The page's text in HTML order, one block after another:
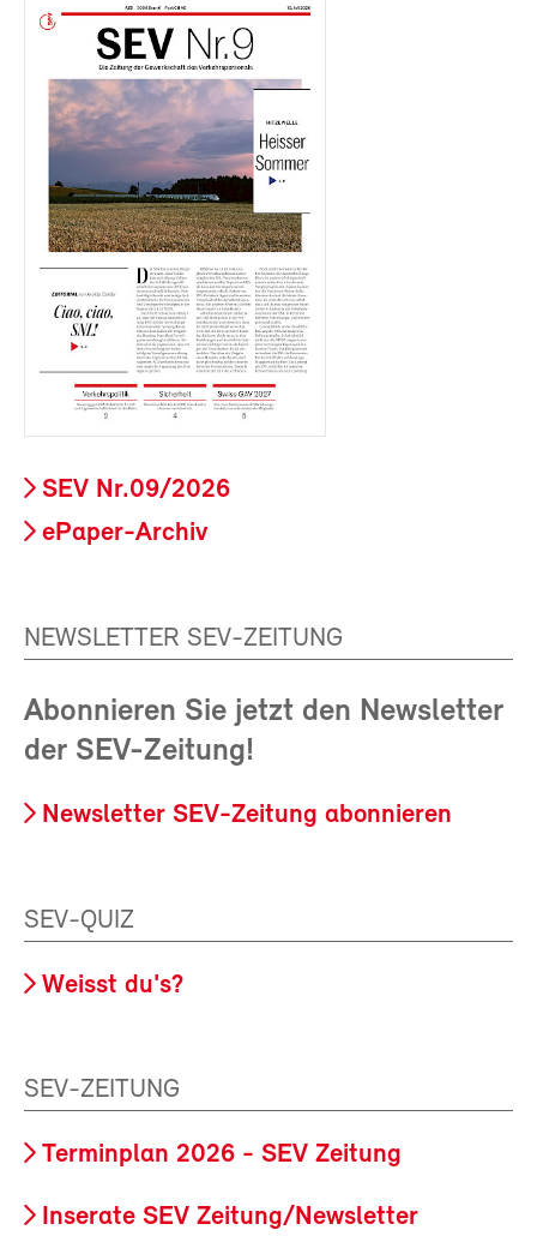
SEV Nr.09/2026
ePaper-Archiv
NEWSLETTER SEV-ZEITUNG
Abonnieren Sie jetzt den Newsletter
der SEV-Zeitung!
Newsletter SEV-Zeitung abonnieren
SEV-QUIZ
Weisst du's?
SEV-ZEITUNG
Terminplan 2026 - SEV Zeitung
Inserate SEV Zeitung/Newsletter